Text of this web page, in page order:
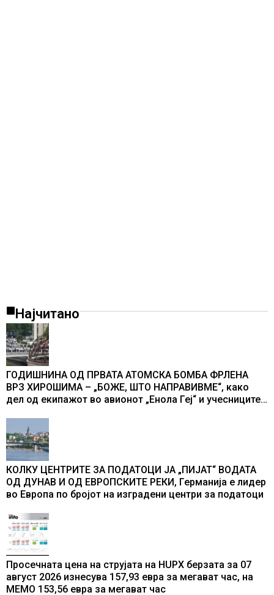
Најчитано
ГОДИШНИНА ОД ПРВАТА АТОМСКА БОМБА ФРЛЕНА
ВРЗ ХИРОШИМА – „БОЖЕ, ШТО НАПРАВИВМЕ“, како
дел од екипажот во авионот „Енола Геј“ и учесниците
промени текот на историјата
КОЛКУ ЦЕНТРИТЕ ЗА ПОДАТОЦИ ЈА „ПИЈАТ“ ВОДАТА
ОД ДУНАВ И ОД ЕВРОПСКИТЕ РЕКИ, Германија е лидер
во Европа по бројот на изградени центри за податоци
Просечната цена на струјата на HUPX берзата за 07
август 2026 изнесува 157,93 евра за мегават час, на
МЕМО 153,56 евра за мегават час